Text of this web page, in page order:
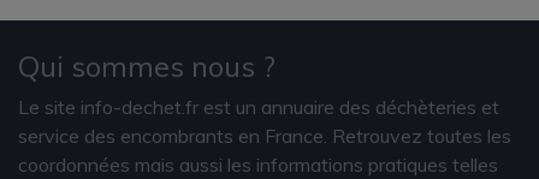
Qui sommes nous ?
Le site info-dechet.fr est un annuaire des déchèteries et
service des encombrants en France. Retrouvez toutes les
coordonnées mais aussi les informations pratiques telles